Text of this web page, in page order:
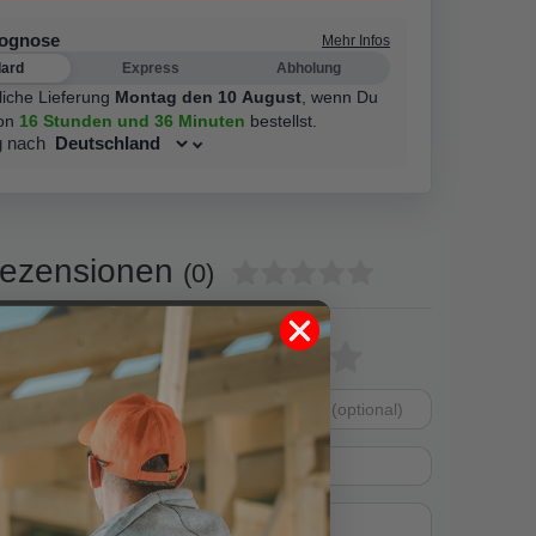
Mehr Infos
Express Abholung
Lieferung Montag den 10 August, wenn Du
16 Stunden und 36 Minuten bestellst.
nach
(0)
0
0
0
Bewertungssterne
von
von
5
3
von
5
2
von
5
1
von
Bewertungssternen
Dein
Anzeigename
(optional)
Platzhalter
Titel